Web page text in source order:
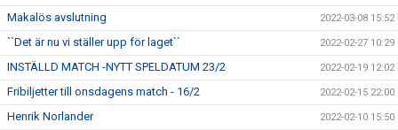
Makalös avslutning 2022-03-08 15:52
``Det är nu vi ställer upp för laget`` 2022-02-27 10:29
INSTÄLLD MATCH -NYTT SPELDATUM 23/2 2022-02-19 12:02
Fribiljetter till onsdagens match - 16/2 2022-02-15 22:00
Henrik Norlander 2022-02-10 15:50